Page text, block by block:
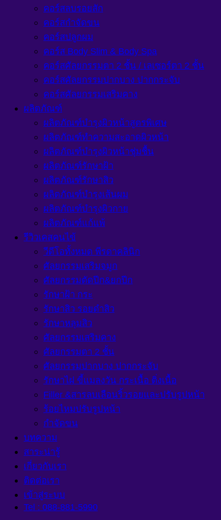
คอร์สลบรอยสัก
คอร์สกำจัดขน
คอร์สปลูกผม
คอร์ส Body Slim & Body Spa
คอร์สศัลยกรรมตา 2 ชั้น / เลเซอร์ตา 2 ชั้น
คอร์สศัลยกรรมปากบาง ปากกระจับ
คอร์สศัลยกรรมเสริมคาง
ผลิตภัณฑ์
ผลิตภัณฑ์บำรุงผิวหน้าสูตรพิเศษ
ผลิตภัณฑ์ทำความสะอาดผิวหน้า
ผลิตภัณฑ์บำรุงผิวหน้าชุ่มชื้น
ผลิตภัณฑ์รักษาฝ้า
ผลิตภัณฑ์รักษาสิว
ผลิตภัณฑ์บำรุงเส้นผม
ผลิตภัณฑ์บำรุงผิวกาย
ผลิตภัณฑ์แก้แพ้
รีวิวเคสคนไข้
วีดีโอทั้งหมด พีรดาคลินิก
ศัลยกรรมเสริมจมูก
ศัลยกรรมตัดปีก&ยกปีก
รักษาฝ้า กระ
รักษาสิว รอยดำสิว
รักษาหลุมสิว
ศัลยกรรมเสริมคาง
ศัลยกรรมตา 2 ชั้น
ศัลยกรรมปากบาง ปากกระจับ
รักษาไฝ ขี้แมลงวัน กระเนื้อ ติ่งเนื้อ
Filler &สารลบเลือนริ้วรอยและปรับรูปหน้า
ร้อยไหมปรับรูปหน้า
กำจัดขน
บทความ
สาระน่ารู้
เกี่ยวกับเรา
ติดต่อเรา
เข้าสู่ระบบ
Tel : 088-881-5990